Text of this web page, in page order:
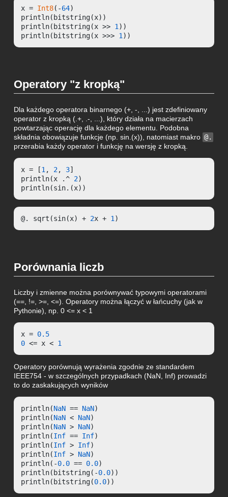
x = Int8(-64)
println(bitstring(x))
println(bitstring(x >> 1 ))
println(bitstring(x >>> 1 ))
Operatory "z kropką"
Dla każdego operatora binarnego (+, -, ...) jest zdefiniowany
operator z kropką (.+, .-, ...), który działa na macierzach
powtarzając operację dla każdego elementu. Podobna
składnia obowiązuje funkcje (np. sin.(x)), natomiast makro @.
przerabia każdy operator i funkcję na wersję z kropką.
x = [1, 2, 3]
println(x .^ 2)
println(sin.(x))
@. sqrt(sin(x) + 2x + 1)
Porównania liczb
Liczby i zmienne można porównywać typowymi operatorami
(==, !=, >=, <=). Operatory można łączyć w łańcuchy (jak w
Pythonie), np. 0 <= x < 1
x = 0.5
0 <= x < 1
Operatory porównują wyrażenia zgodnie ze standardem
IEEE754 - w szczególnych przypadkach (NaN, Inf) prowadzi
to do zaskakujących wyników
println(NaN == NaN)
println(NaN < NaN)
println(NaN > NaN)
println(Inf == Inf)
println(Inf > Inf)
println(Inf > NaN)
println(-0.0 == 0.0)
println(bitstring(-0.0))
println(bitstring(0.0))